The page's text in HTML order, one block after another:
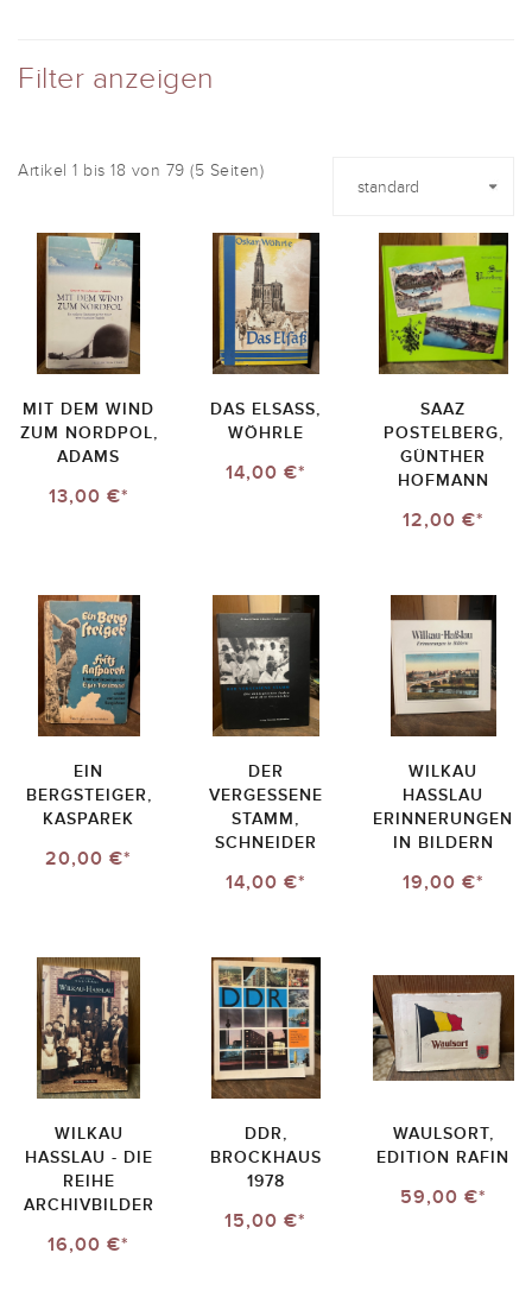
Filter anzeigen
Artikel 1 bis 18 von 79 (5 Seiten)
MIT DEM WIND
ZUM NORDPOL,
ADAMS
13,00 €*
DAS ELSASS, W
ÖHRLE
14,00 €*
SAAZ
POSTELBERG,
GÜNTHER
HOFMANN
12,00 €*
EIN
BERGSTEIGER,
KASPAREK
20,00 €*
DER
VERGESSENE
STAMM,
SCHNEIDER
14,00 €*
WILKAU
HASSLAU E
RINNERUNGEN I
N BILDERN
19,00 €*
WILKAU
HASSLAU - DIE R
EIHE A
RCHIVBILDER
16,00 €*
DDR,
BROCKHAUS
1978
15,00 €*
WAULSORT,
EDITION RAFIN
59,00 €*